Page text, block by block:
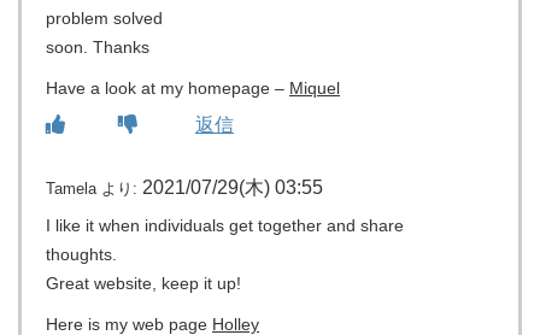
problem solved
soon. Thanks
Have a look at my homepage – Miquel
返信
Tamela より: 2021/07/29(木) 03:55
I like it when individuals get together and share
thoughts.
Great website, keep it up!
Here is my web page Holley